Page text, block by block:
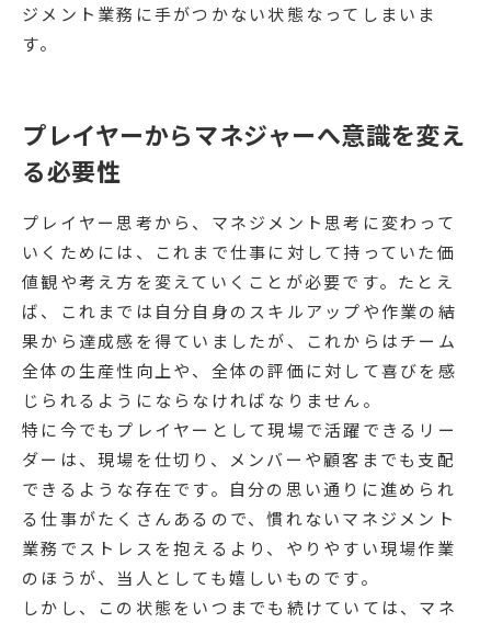
ジメント業務に手がつかない状態なってしまいま
す。
プレイヤーからマネジャーへ意識を変え
る必要性
プレイヤー思考から、マネジメント思考に変わって
いくためには、これまで仕事に対して持っていた価
値観や考え方を変えていくことが必要です。たとえ
ば、これまでは自分自身のスキルアップや作業の結
果から達成感を得ていましたが、これからはチーム
全体の生産性向上や、全体の評価に対して喜びを感
じられるようにならなければなりません。
特に今でもプレイヤーとして現場で活躍できるリー
ダーは、現場を仕切り、メンバーや顧客までも支配
できるような存在です。自分の思い通りに進められ
る仕事がたくさんあるので、慣れないマネジメント
業務でストレスを抱えるより、やりやすい現場作業
のほうが、当人としても嬉しいものです。
しかし、この状態をいつまでも続けていては、マネ